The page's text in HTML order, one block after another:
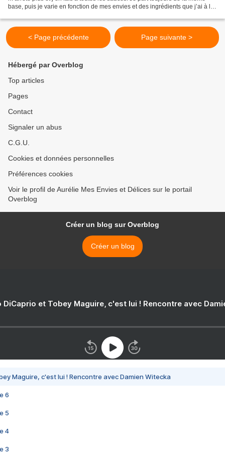
base, puis je varie en fonction de mes envies et des ingrédients que j’ai à la
< Page précédente Page suivante >
Hébergé par Overblog
Top articles
Pages
Contact
Signaler un abus
C.G.U.
Cookies et données personnelles
Préférences cookies
Voir le profil de Aurélie Mes Envies et Délices sur le portail
Overblog
Créer un blog sur Overblog
Créer un blog
DiCaprio et Tobey Maguire, c'est lui ! Rencontre avec
Maguire, c'est lui ! Rencontre avec Damien Witecka
6
5
4
3